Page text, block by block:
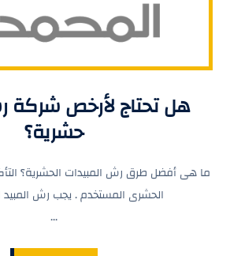
هل تحتاج لأرخص شركة
حشرية؟
ما هى أفضل طرق رش المبيدات الحشرية؟
الحشرى المستخدم . يجب رش
...